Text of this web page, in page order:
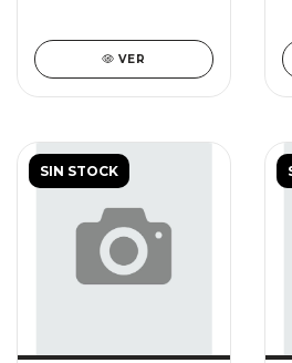
VER
SIN STOCK